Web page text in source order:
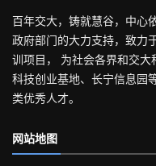
百年交大，铸就慧谷，中心
政府部门的大力支持，致力
训项目， 为社会各界和交
科技创业基地、长宁信息园
类优秀人才。
网站地图